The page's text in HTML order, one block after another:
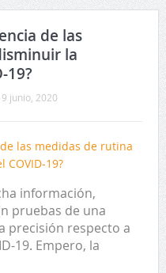
de las
la
19?
9 junio, 2020
información,
pruebas de una
precisión respecto a
19. Empero, la